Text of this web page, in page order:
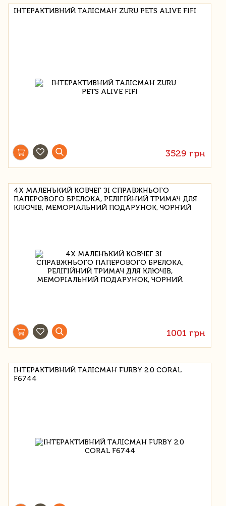
ІНТЕРАКТИВНИЙ ТАЛІСМАН ZURU PETS ALIVE FIFI
3529 грн
4X МАЛЕНЬКИЙ КОВЧЕГ ЗІ СПРАВЖНЬОГО
ПАПЕРОВОГО БРЕЛОКА, РЕЛІГІЙНИЙ ТРИМАЧ ДЛЯ
КЛЮЧІВ, МЕМОРІАЛЬНИЙ ПОДАРУНОК, ЧОРНИЙ
1001 грн
ІНТЕРАКТИВНИЙ ТАЛІСМАН FURBY 2.0 CORAL
F6744